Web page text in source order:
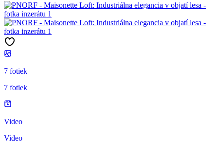
7 fotiek
7 fotiek
Video
Video